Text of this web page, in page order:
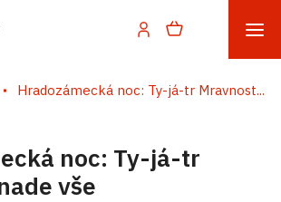
Hradozámecká noc: Ty-já-tr Mravnost...
noc: Ty-já-tr
vše